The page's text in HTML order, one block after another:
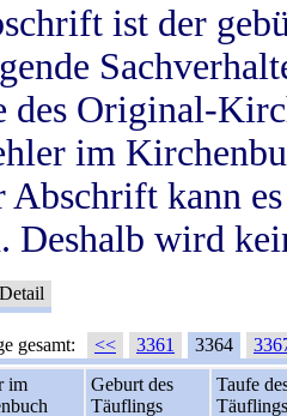
ist der
des Original-
im
kann
Deshalb wird
Detail
gesamt: << 3361 3364
im
Geburt des
Täuflings
Taufe
Täuflings